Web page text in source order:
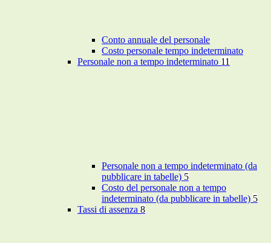
Conto annuale del personale
Costo personale tempo indeterminato
Personale non a tempo indeterminato 11
Personale non a tempo indeterminato (da
pubblicare in tabelle) 5
Costo del personale non a tempo
indeterminato (da pubblicare in tabelle) 5
Tassi di assenza 8